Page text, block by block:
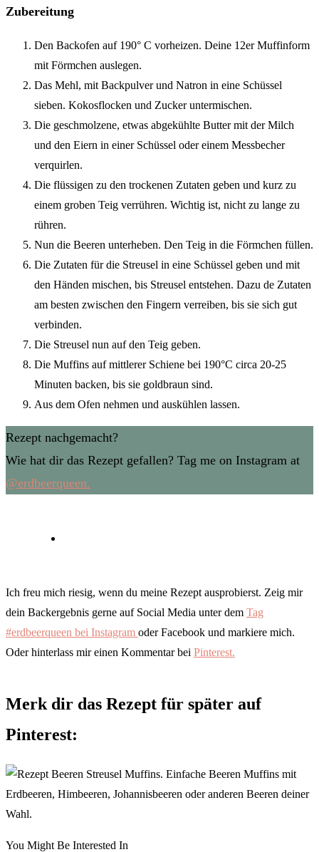
Zubereitung
Den Backofen auf 190° C vorheizen. Deine 12er Muffinform
mit Förmchen auslegen.
Das Mehl, mit Backpulver und Natron in eine Schüssel
sieben. Kokosflocken und Zucker untermischen.
Die geschmolzene, etwas abgekühlte Butter mit der Milch
und den Eiern in einer Schüssel oder einem Messbecher
verquirlen.
Die flüssigen zu den trockenen Zutaten geben und kurz zu
einem groben Teig verrühren. Wichtig ist, nicht zu lange zu
rühren.
Nun die Beeren unterheben. Den Teig in die Förmchen füllen.
Die Zutaten für die Streusel in eine Schüssel geben und mit
den Händen mischen, bis Streusel entstehen. Dazu de Zutaten
am besten zwischen den Fingern verreiben, bis sie sich gut
verbinden.
Die Streusel nun auf den Teig geben.
Die Muffins auf mittlerer Schiene bei 190°C circa 20-25
Minuten backen, bis sie goldbraun sind.
Aus dem Ofen nehmen und auskühlen lassen.
Rezept nachgemacht?
Wie hat dir das Rezept gefallen? Tag me on Instagram at
@erdbeerqueen.
Ich freu mich riesig, wenn du meine Rezept ausprobierst. Zeig mir
dein Backergebnis gerne auf Social Media unter dem Tag
#erdbeerqueen bei Instagram oder Facebook und markiere mich.
Oder hinterlass mir einen Kommentar bei Pinterest.
Merk dir das Rezept für später auf
Pinterest:
You Might Be Interested In